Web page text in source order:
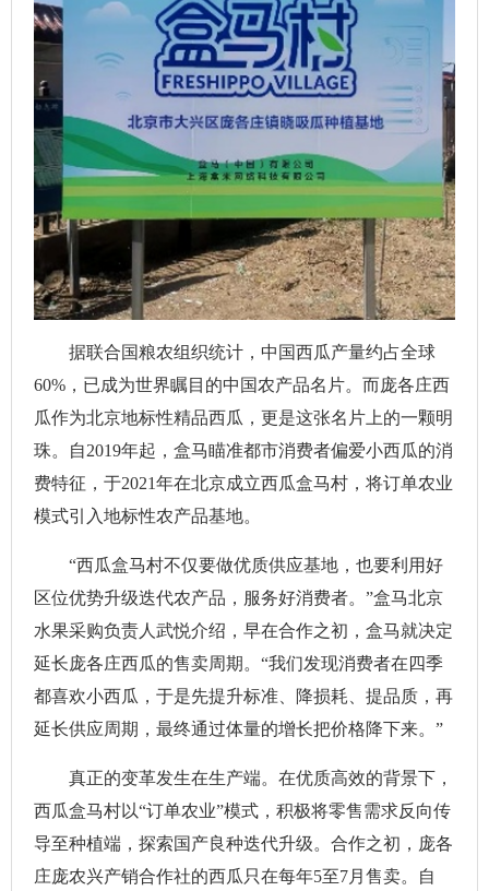
据联合国粮农组织统计，中国西瓜产量约占全球
60%，已成为世界瞩目的中国农产品名片。而庞各庄西
瓜作为北京地标性精品西瓜，更是这张名片上的一颗明
珠。自2019年起，盒马瞄准都市消费者偏爱小西瓜的消
费特征，于2021年在北京成立西瓜盒马村，将订单农业
模式引入地标性农产品基地。
“西瓜盒马村不仅要做优质供应基地，也要利用好
区位优势升级迭代农产品，服务好消费者。”盒马北京
水果采购负责人武悦介绍，早在合作之初，盒马就决定
延长庞各庄西瓜的售卖周期。“我们发现消费者在四季
都喜欢小西瓜，于是先提升标准、降损耗、提品质，再
延长供应周期，最终通过体量的增长把价格降下来。”
真正的变革发生在生产端。在优质高效的背景下，
西瓜盒马村以“订单农业”模式，积极将零售需求反向传
导至种植端，探索国产良种迭代升级。合作之初，庞各
庄庞农兴产销合作社的西瓜只在每年5至7月售卖。自